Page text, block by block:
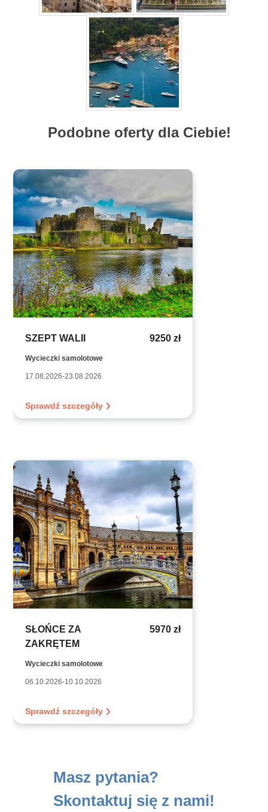
Podobne oferty dla Ciebie!
SZEPT WALII 9250 zł
Wycieczki samolotowe
17.08.2026-23.08.2026
Sprawdź szczegóły
SŁOŃCE ZA
ZAKRĘTEM
5970 zł
Wycieczki samolotowe
06.10.2026-10.10.2026
Sprawdź szczegóły
Masz pytania?
Skontaktuj się z nami!